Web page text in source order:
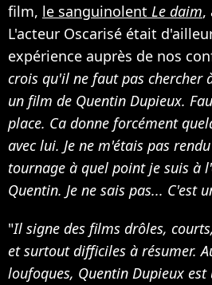
film, le sanguinolent Le daim,
L'acteur Oscarisé était
expérience auprès de nos
crois qu'il ne faut pas chercher
un film de Quentin Dupieux.
place. Ca donne forcément
avec lui. Je ne m'étais pas
tournage à quel point je suis à
Quentin. Je ne sais pas... C'est
"Il signe des films drôles,
et surtout difficiles à résumer.
loufoques, Quentin Dupieux